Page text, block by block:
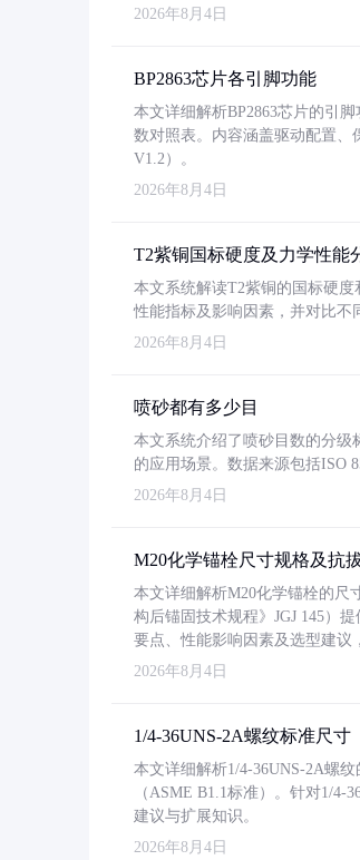
2026年8月4日
BP2863芯片各引脚功能
本文详细解析BP2863芯片的引
数对照表。内容涵盖驱动配置、
V1.2）。
2026年8月4日
T2紫铜国标硬度及力学性能
本文系统解读T2紫铜的国标硬度
性能指标及影响因素，并对比不
2026年8月4日
喷砂都有多少目
本文系统介绍了喷砂目数的分级
的应用场景。数据来源包括ISO
2026年8月4日
M20化学锚栓尺寸规格及抗
本文详细解析M20化学锚栓的尺
构后锚固技术规程》JGJ 145）
要点、性能影响因素及选型建议
2026年8月4日
1/4-36UNS-2A螺纹标准尺寸
本文详细解析1/4-36UNS-2A螺
（ASME B1.1标准）。针对1/
建议与扩展知识。
2026年8月4日